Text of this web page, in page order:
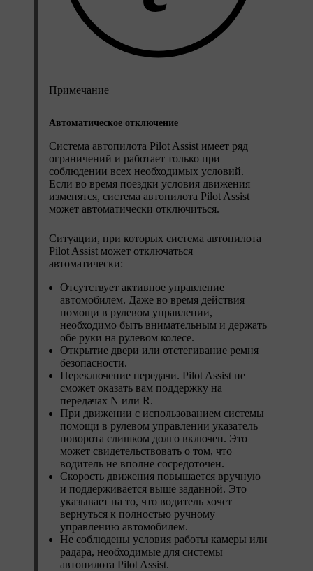
Примечание
Автоматическое отключение
Система автопилота Pilot Assist имеет ряд
ограничений и работает только при
соблюдении всех необходимых условий.
Если во время поездки условия движения
изменятся, система автопилота Pilot Assist
может автоматически отключиться.
Ситуации, при которых система автопилота
Pilot Assist может отключаться
автоматически:
Отсутствует активное управление
автомобилем. Даже во время действия
помощи в рулевом управлении,
необходимо быть внимательным и держать
обе руки на рулевом колесе.
Открытие двери или отстегивание ремня
безопасности.
Переключение передачи. Pilot Assist не
сможет оказать вам поддержку на
передачах N или R.
При движении с использованием системы
помощи в рулевом управлении указатель
поворота слишком долго включен. Это
может свидетельствовать о том, что
водитель не вполне сосредоточен.
Скорость движения повышается вручную
и поддерживается выше заданной. Это
указывает на то, что водитель хочет
вернуться к полностью ручному
управлению автомобилем.
Не соблюдены условия работы камеры или
радара, необходимые для системы
автопилота Pilot Assist.